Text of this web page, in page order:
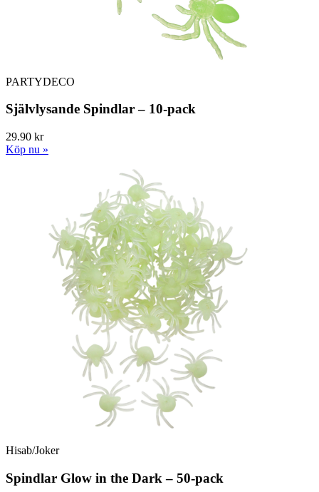
PARTYDECO
Självlysande Spindlar – 10-pack
29.90 kr
Köp nu »
Hisab/Joker
Spindlar Glow in the Dark – 50-pack